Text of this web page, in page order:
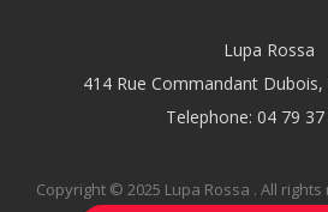
Lupa Rossa
414 Rue Commandant
Telephone: 04 79
Copyright © 2025 Lupa Rossa . All